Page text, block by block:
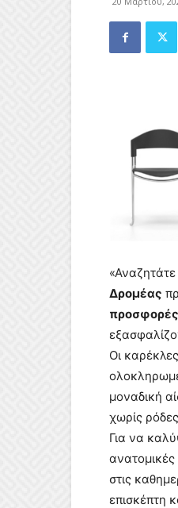
«Αναζητάτε
Δρομέας
προσφορές
Οι
μοναδική
χωρίς
Για να
στις
επισκέπτη